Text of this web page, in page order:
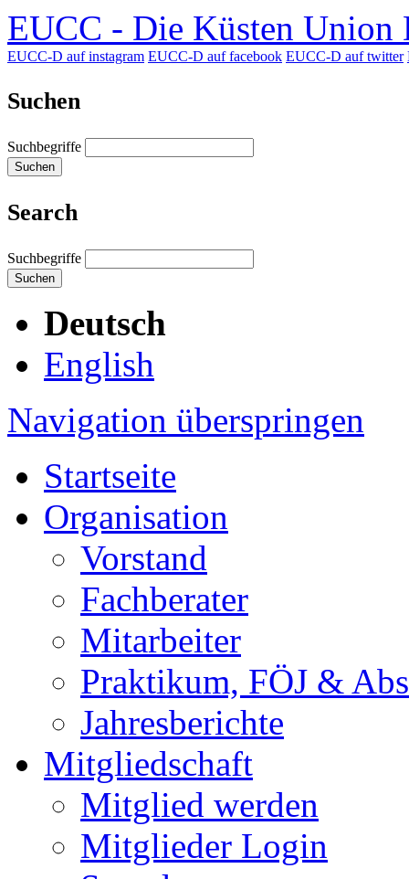
EUCC - Die Küsten Union
EUCC-D auf instagram EUCC-D auf facebook EUCC-D auf twitter
Suchen
Suchbegriffe
Suchen
Search
Suchbegriffe
Suchen
Deutsch
English
Navigation überspringen
Startseite
Organisation
Vorstand
Fachberater
Mitarbeiter
Praktikum, FÖJ &
Jahresberichte
Mitgliedschaft
Mitglied werden
Mitglieder Login